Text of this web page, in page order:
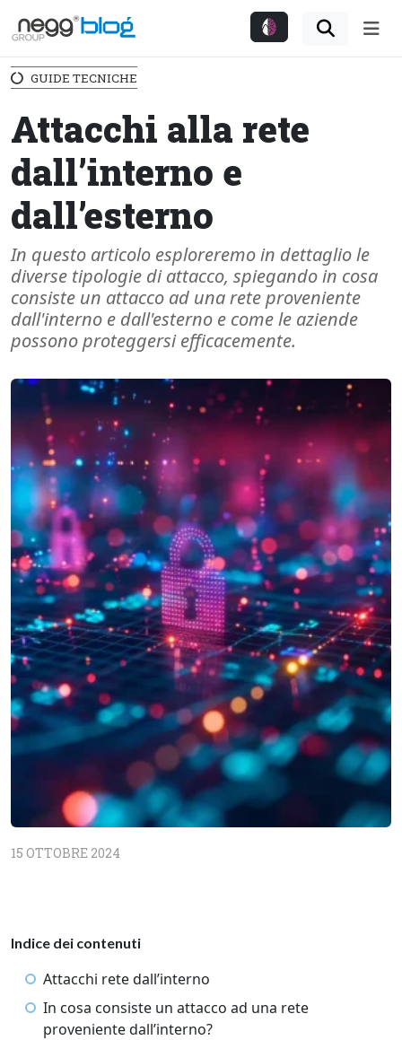
GUIDE TECNICHE
Attacchi alla rete
dall’interno e
dall’esterno
In questo articolo esploreremo in dettaglio le
diverse tipologie di attacco, spiegando in cosa
consiste un attacco ad una rete proveniente
dall'interno e dall'esterno e come le aziende
possono proteggersi efficacemente.
15 OTTOBRE 2024
Indice dei contenuti
Attacchi rete dall’interno
In cosa consiste un attacco ad una rete
proveniente dall’interno?